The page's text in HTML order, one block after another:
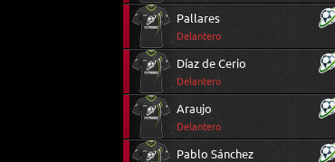
Pallares
Delantero
Díaz de Cerio
Delantero
Araujo
Delantero
Pablo Sánchez